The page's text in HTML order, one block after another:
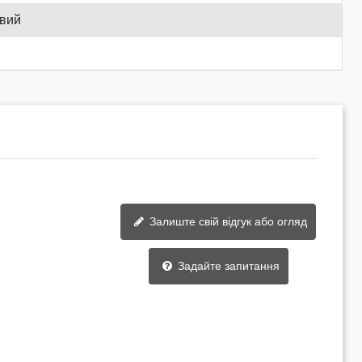
Залиште свій відгук або огляд
Задайте запитання